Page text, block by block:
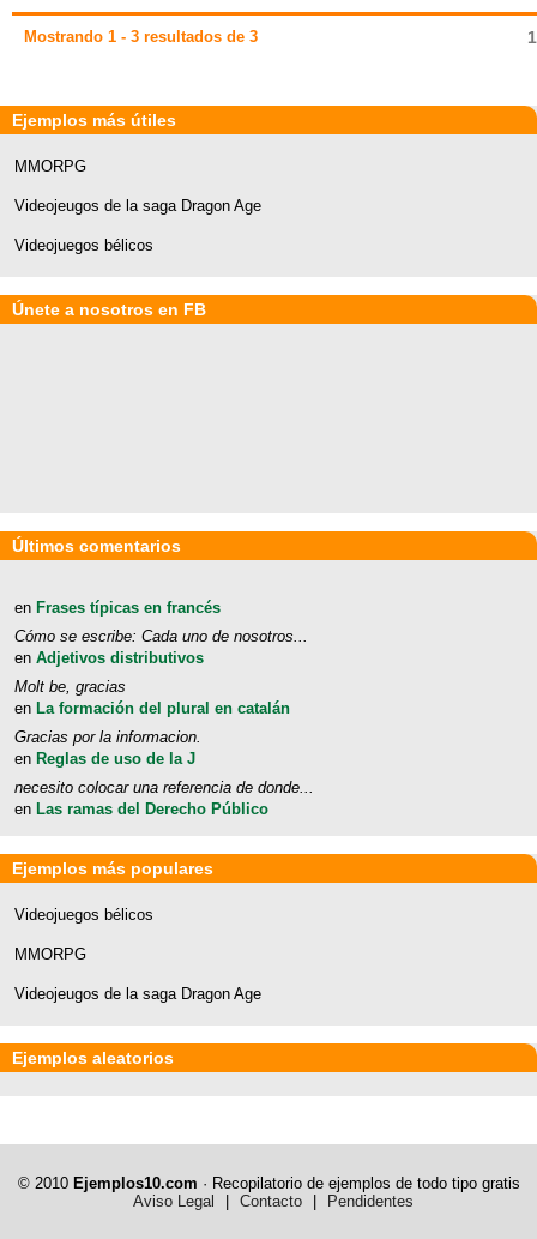
Mostrando 1 - 3 resultados de 3 1
Ejemplos más útiles
MMORPG
Videojeugos de la saga Dragon Age
Videojuegos bélicos
Únete a nosotros en FB
Últimos comentarios
en Frases típicas en francés
Cómo se escribe: Cada uno de nosotros...
en Adjetivos distributivos
Molt be, gracias
en La formación del plural en catalán
Gracias por la informacion.
en Reglas de uso de la J
necesito colocar una referencia de donde...
en Las ramas del Derecho Público
Ejemplos más populares
Videojuegos bélicos
MMORPG
Videojeugos de la saga Dragon Age
Ejemplos aleatorios
© 2010 Ejemplos10.com · Recopilatorio de ejemplos de todo tipo gratis
Aviso Legal
Contacto Pendidentes